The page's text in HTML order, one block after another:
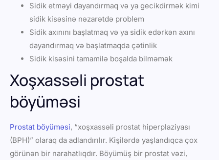
Sidik etməyi dayandırmaq və ya gecikdirmək kimi
sidik kisəsinə nəzarətdə problem
Sidik axınını başlatmaq və ya sidik edərkən axını
dayandırmaq və başlatmaqda çətinlik
Sidik kisəsini tamamilə boşalda bilməmək
Xoşxassəli prostat
böyüməsi
Prostat böyüməsi, “xoşxassəli prostat hiperplaziyası
(BPH)” olaraq da adlandırılır. Kişilərdə yaşlandıqca çox
görünən bir narahatlıqdır. Böyümüş bir prostat vəzi,